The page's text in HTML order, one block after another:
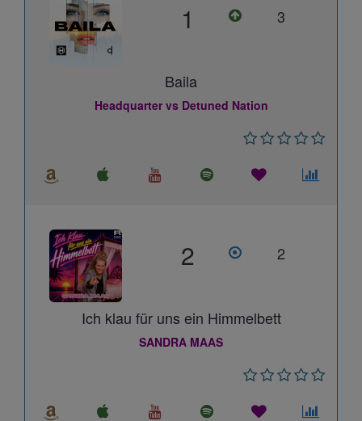
1 3
Baila
Headquarter vs Detuned Nation
2 2
Ich klau für uns ein Himmelbett
SANDRA MAAS